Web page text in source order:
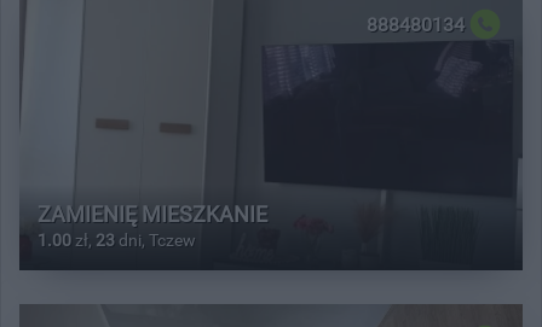
888480134
ZAMIENIĘ MIESZKANIE
1.00 zł, 23 dni, Tczew